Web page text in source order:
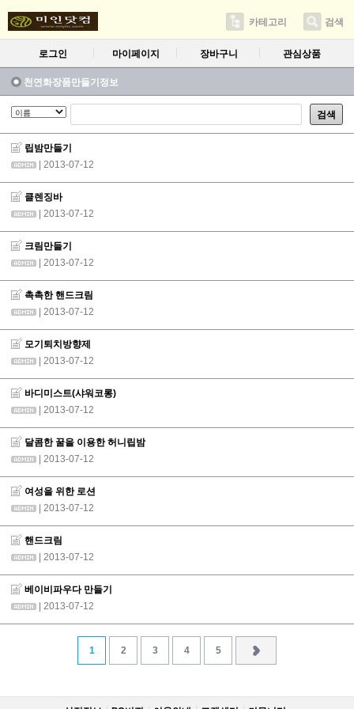
카테고리 검색
로그인 마이페이지 장바구니 관심상품
천연화장품만들기정보
검색
립밤만들기
| 2013-07-12
클렌징바
| 2013-07-12
크림만들기
| 2013-07-12
촉촉한 핸드크림
| 2013-07-12
모기퇴치방향제
| 2013-07-12
바디미스트(샤워코롱)
| 2013-07-12
달콤한 꿀을 이용한 허니립밤
| 2013-07-12
여성을 위한 로션
| 2013-07-12
핸드크림
| 2013-07-12
베이비파우다 만들기
| 2013-07-12
1 2 3 4 5